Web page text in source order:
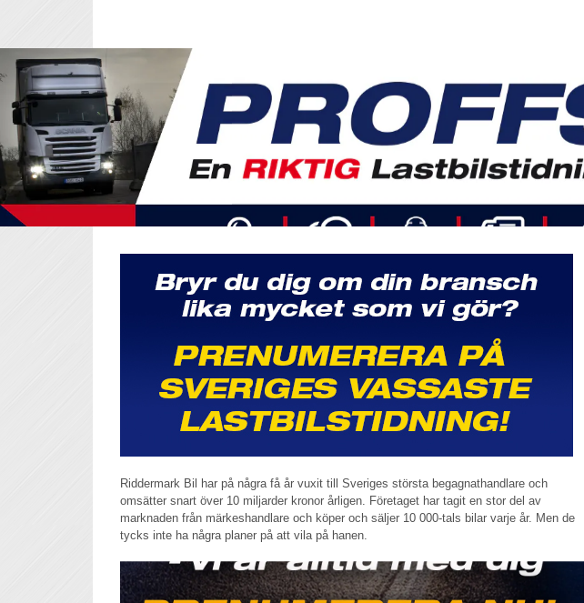
Riddermark Bil har på några få år vuxit till Sveriges största begagnathandlare och
omsätter snart över 10 miljarder kronor årligen. Företaget har tagit en stor del av
marknaden från märkeshandlare och köper och säljer 10 000-tals bilar varje år. Men de
tycks inte ha några planer på att vila på hanen.